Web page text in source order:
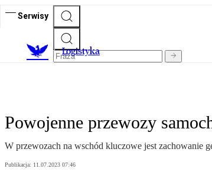
Serwisy
Logistyka
Powojenne przewozy
W przewozach na wschód kluczowe jest zachowanie
Publikacja: 11.07.2023 07:46